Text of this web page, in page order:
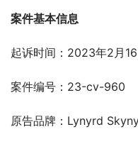
案件基本信息
起诉时间：2023年2月
案件编号：23-cv-960
原告品牌：Lynyrd